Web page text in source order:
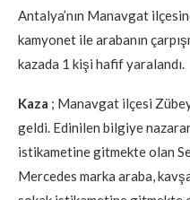
Antalya’nın Manavgat
kamyonet ile arabanın
kazada 1 kişi hafif yaralandı.
Kaza ; Manavgat ilçesi
geldi. Edinilen bilgiye
istikametine gitmekte olan
Mercedes marka araba,